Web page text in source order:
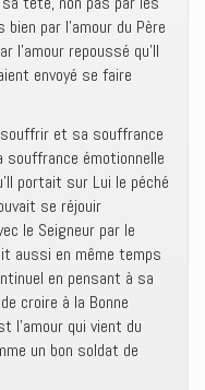
par l’amour du Père
l’amour repoussé qu’Il
envoyé se faire
et sa souffrance
souffrance émotionnelle
portait sur Lui le péché
se réjouir
le Seigneur par le
aussi en même temps
en pensant à sa
croire à la Bonne
l’amour qui vient du
un bon soldat de